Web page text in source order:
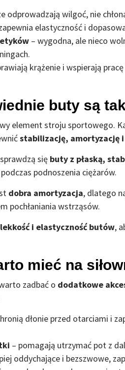
odprowadzają wilgoć, nie
elastyczność i
– wygodna, ale nieco
krążenie i wspierają
buty są
element stroju sportowego.
stabilizację, amortyzację
się buty z płaską,
podnoszenia ciężarów.
dobra amortyzacja, dlatego
pochłaniania wstrząsów.
lekkość i elastyczność butów,
mieć na
zadbać o dodatkowe
dłonie przed otarciami i
– pomagają utrzymać pot z
oddychające i bezszwowe,